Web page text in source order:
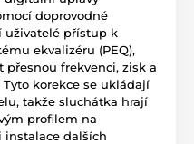
doprovodné
uživatelé přístup k
ekvalizéru (PEQ),
přesnou frekvenci, zisk a
korekce se ukládají
takže sluchátka hrají
profilem na
dalších